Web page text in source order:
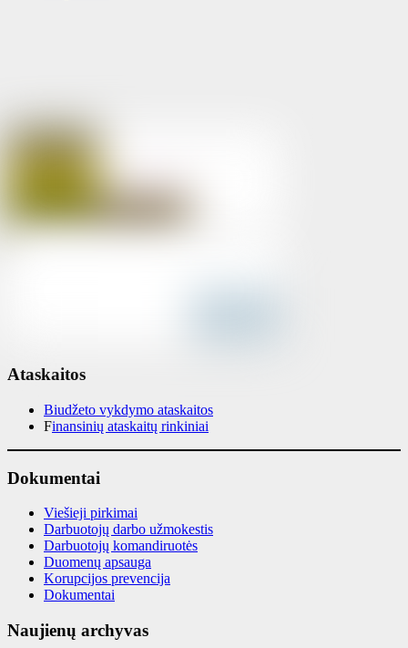
Ataskaitos
Biudžeto vykdymo ataskaitos
Finansinių ataskaitų rinkiniai
Dokumentai
Viešieji pirkimai
Darbuotojų darbo užmokestis
Darbuotojų komandiruotės
Duomenų apsauga
Korupcijos prevencija
Dokumentai
Naujienų archyvas